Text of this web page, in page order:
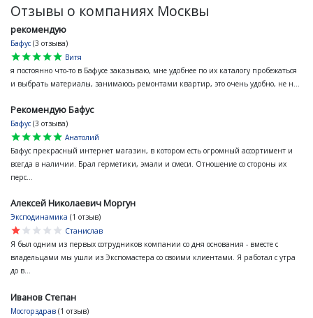
Отзывы о компаниях Москвы
рекомендую
Бафус (3 отзыва)
star
star
star
star
star
Витя
я постоянно что-то в Бафусе заказываю, мне удобнее по их каталогу пробежаться
и выбрать материалы, занимаюсь ремонтами квартир, это очень удобно, не н...
Рекомендую Бафус
Бафус (3 отзыва)
star
star
star
star
star
Анатолий
Бафус прекрасный интернет магазин, в котором есть огромный ассортимент и
всегда в наличии. Брал герметики, эмали и смеси. Отношение со стороны их
перс...
Алексей Николаевич Моргун
Эксподинамика (1 отзыв)
star
star
star
star
star
Станислав
Я был одним из первых сотрудников компании со дня основания - вместе с
владельцами мы ушли из Экспомастера со своими клиентами. Я работал с утра
до в...
Иванов Степан
Мосгорздрав (1 отзыв)